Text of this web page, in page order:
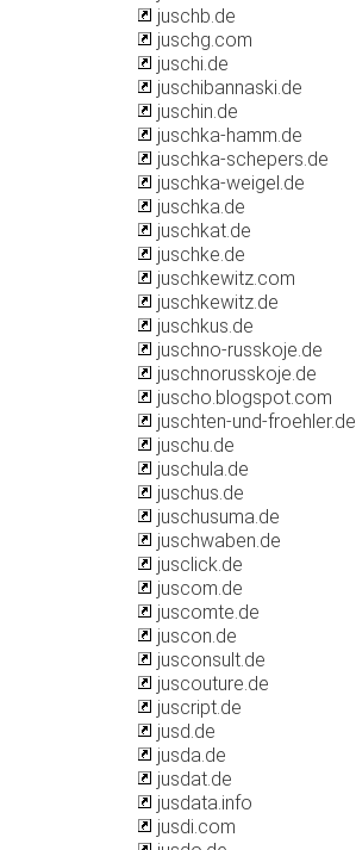
juschb.de
juschg.com
juschi.de
juschibannaski.de
juschin.de
juschka-hamm.de
juschka-schepers.de
juschka-weigel.de
juschka.de
juschkat.de
juschke.de
juschkewitz.com
juschkewitz.de
juschkus.de
juschno-russkoje.de
juschnorusskoje.de
juscho.blogspot.com
juschten-und-froehler.de
juschu.de
juschula.de
juschus.de
juschusuma.de
juschwaben.de
jusclick.de
juscom.de
juscomte.de
juscon.de
jusconsult.de
juscouture.de
juscript.de
jusd.de
jusda.de
jusdat.de
jusdata.info
jusdi.com